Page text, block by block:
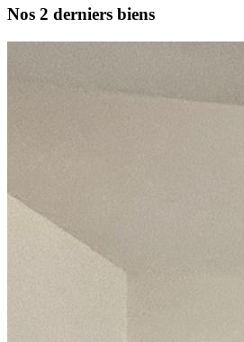
Nos 2 derniers biens